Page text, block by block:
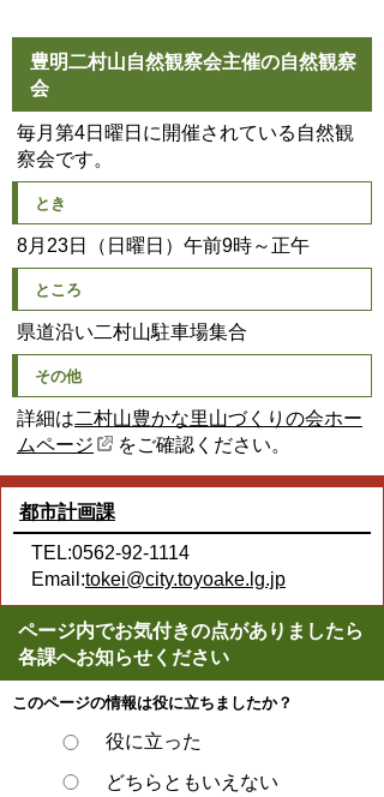
豊明二村山自然観察会主催の自然観察
会
毎月第4日曜日に開催されている自然観
察会です。
とき
8月23日（日曜日）午前9時～正午
ところ
県道沿い二村山駐車場集合
その他
詳細は二村山豊かな里山づくりの会ホー
ムページ
をご確認ください。
都市計画課
TEL:0562-92-1114
Email:tokei@city.toyoake.lg.jp
ページ内でお気付きの点がありましたら
各課へお知らせください
このページの情報は役に立ちましたか？
役に立った
どちらともいえない